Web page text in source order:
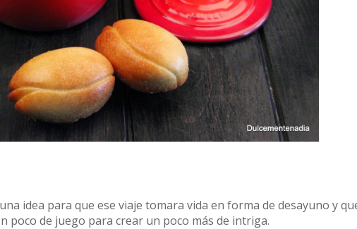
idea para que ese viaje tomara vida en forma de desayuno y
poco de juego para crear un poco más de intriga.